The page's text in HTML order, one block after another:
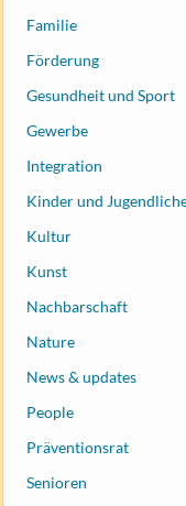
Familie
Förderung
Gesundheit und Sport
Gewerbe
Integration
Kinder und
Kultur
Kunst
Nachbarschaft
Nature
News & updates
People
Präventionsrat
Senioren